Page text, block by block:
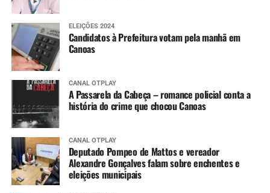
ELEIÇÕES 2024
Candidatos à Prefeitura votam pela manhã em
Canoas
CANAL OTPLAY
A Passarela da Cabeça – romance policial conta a
história do crime que chocou Canoas
CANAL OTPLAY
Deputado Pompeo de Mattos e vereador
Alexandre Gonçalves falam sobre enchentes e
eleições municipais